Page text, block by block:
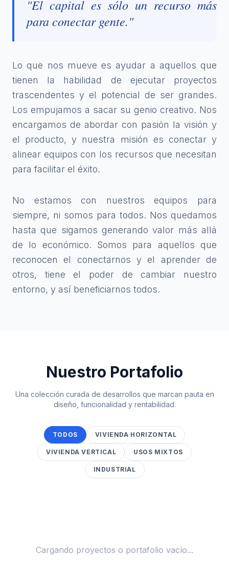
"El capital es sólo un recurso más
para conectar gente."
Lo que nos mueve es ayudar a aquellos que
tienen la habilidad de ejecutar proyectos
trascendentes y el potencial de ser grandes.
Los empujamos a sacar su genio creativo. Nos
encargamos de abordar con pasión la visión y
el producto, y nuestra misión es conectar y
alinear equipos con los recursos que necesitan
para facilitar el éxito.
No estamos con nuestros equipos para
siempre, ni somos para todos. Nos quedamos
hasta que sigamos generando valor más allá
de lo económico. Somos para aquellos que
reconocen el conectarnos y el aprender de
otros, tiene el poder de cambiar nuestro
entorno, y así beneficiarnos todos.
Nuestro Portafolio
Una colección curada de desarrollos que marcan pauta en
diseño, funcionalidad y rentabilidad.
TODOS VIVIENDA HORIZONTAL
VIVIENDA VERTICAL USOS MIXTOS
INDUSTRIAL
Cargando proyectos o portafolio vacío...